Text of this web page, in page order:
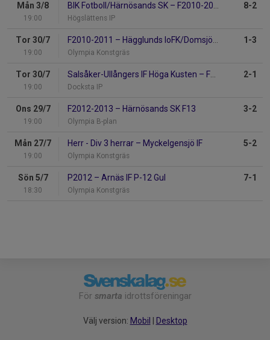
Mån 3/8
19:00
BIK Fotboll/Härnösands SK – F2010-2011
Högslättens IP
8-2
Tor 30/7
19:00
F2010-2011 – Hägglunds IoFK/Domsjö IF
Olympia Konstgräs
1-3
Tor 30/7
19:00
Salsåker-Ullångers IF Höga Kusten – F2012-2013
Docksta IP
2-1
Ons 29/7
19:00
F2012-2013 – Härnösands SK F13
Olympia B-plan
3-2
Mån 27/7
19:00
Herr - Div 3 herrar – Myckelgensjö IF
Olympia Konstgräs
5-2
Sön 5/7
18:30
P2012 – Arnäs IF P-12 Gul
Olympia Konstgräs
7-1
För smarta idrottsföreningar
Välj version: Mobil Desktop